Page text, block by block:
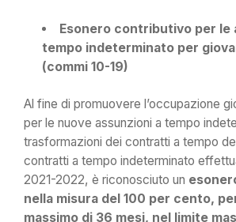
Esonero contributivo per le
tempo indeterminato per
(commi 10-19)
Al fine di promuovere l’occupazione
per le nuove assunzioni a tempo
trasformazioni dei contratti a tempo
contratti a tempo indeterminato
2021-2022, è riconosciuto un
nella misura del 100 per cento,
massimo di 36 mesi, nel limite